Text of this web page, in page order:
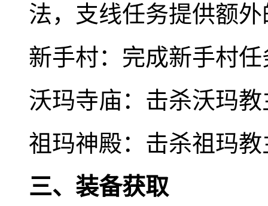
法，支线任务提供额
新手村：完成新手村
沃玛寺庙：击杀沃玛
祖玛神殿：击杀祖玛
三、装备获取